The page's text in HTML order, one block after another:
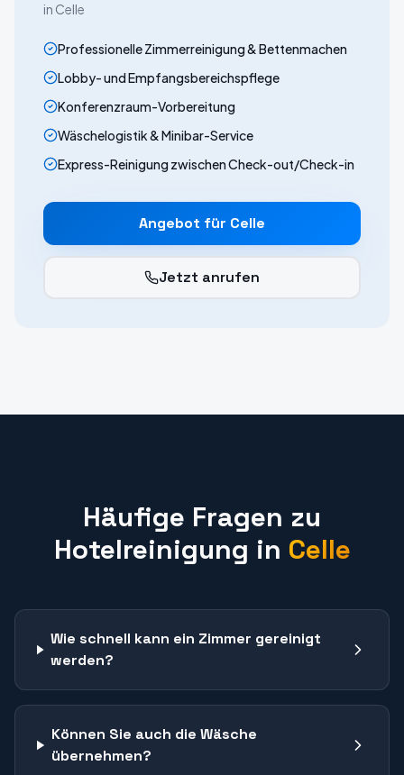
in Celle
Professionelle Zimmerreinigung & Bettenmachen
Lobby- und Empfangsbereichspflege
Konferenzraum-Vorbereitung
Wäschelogistik & Minibar-Service
Express-Reinigung zwischen Check-out/Check-in
Angebot für Celle
Jetzt anrufen
Häufige Fragen zu
Hotelreinigung in Celle
Wie schnell kann ein Zimmer gereinigt
werden?
Können Sie auch die Wäsche
übernehmen?